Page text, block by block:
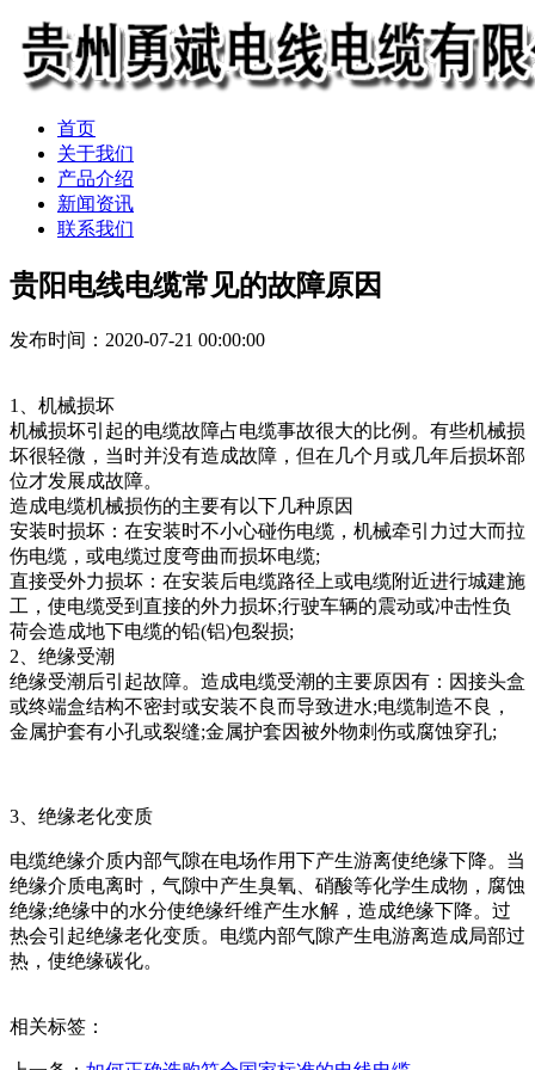
首页
关于我们
产品介绍
新闻资讯
联系我们
贵阳电线电缆常见的故障原因
发布时间：2020-07-21 00:00:00
1、机械损坏
机械损坏引起的电缆故障占电缆事故很大的比例。有些机械损
坏很轻微，当时并没有造成故障，但在几个月或几年后损坏部
位才发展成故障。
造成电缆机械损伤的主要有以下几种原因
安装时损坏：在安装时不小心碰伤电缆，机械牵引力过大而拉
伤电缆，或电缆过度弯曲而损坏电缆;
直接受外力损坏：在安装后电缆路径上或电缆附近进行城建施
工，使电缆受到直接的外力损坏;行驶车辆的震动或冲击性负
荷会造成地下电缆的铅(铝)包裂损;
2、绝缘受潮
绝缘受潮后引起故障。造成电缆受潮的主要原因有：因接头盒
或终端盒结构不密封或安装不良而导致进水;电缆制造不良，
金属护套有小孔或裂缝;金属护套因被外物刺伤或腐蚀穿孔;
3、绝缘老化变质
电缆绝缘介质内部气隙在电场作用下产生游离使绝缘下降。当
绝缘介质电离时，气隙中产生臭氧、硝酸等化学生成物，腐蚀
绝缘;绝缘中的水分使绝缘纤维产生水解，造成绝缘下降。过
热会引起绝缘老化变质。电缆内部气隙产生电游离造成局部过
热，使绝缘碳化。
相关标签：